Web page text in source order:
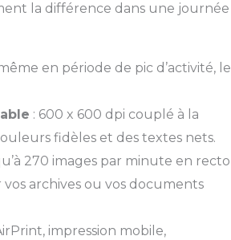
la différence dans une journée
en période de pic d’activité, le
: 600 x 600 dpi couplé à la
fidèles et des textes nets.
270 images par minute en recto
archives ou vos documents
impression mobile,